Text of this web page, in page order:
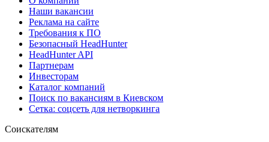
Наши вакансии
Реклама на сайте
Требования к ПО
Безопасный HeadHunter
HeadHunter API
Партнерам
Инвесторам
Каталог компаний
Поиск по вакансиям в Киевском
Сетка: соцсеть для нетворкинга
Соискателям